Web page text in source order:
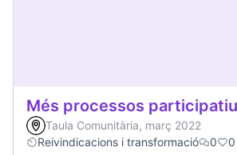
Més processos
Taula Comunitària, març 2022
Reivindicacions i transformació
0 0